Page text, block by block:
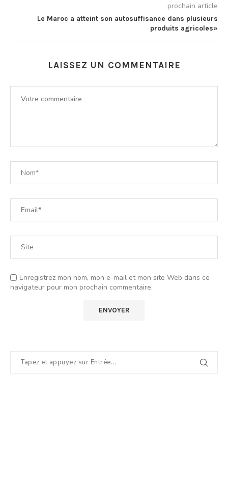
prochain article
Le Maroc a atteint son autosuffisance dans plusieurs
produits agricoles»
LAISSEZ UN COMMENTAIRE
Enregistrez mon nom, mon e-mail et mon site Web dans ce
navigateur pour mon prochain commentaire.